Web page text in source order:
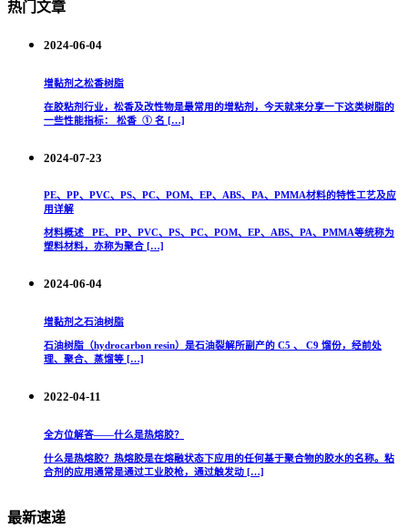
热门文章
2024-06-04
增黏剂之松香树脂
在胶粘剂行业，松香及改性物是最常用的增粘剂，今天就来分享一下这类树脂的
一些性能指标： 松香 ① 名 […]
2024-07-23
PE、PP、PVC、PS、PC、POM、EP、ABS、PA、PMMA材料的特性工艺及应
用详解
材料概述 PE、PP、PVC、PS、PC、POM、EP、ABS、PA、PMMA等统称为
塑料材料，亦称为聚合 […]
2024-06-04
增黏剂之石油树脂
石油树脂（hydrocarbon resin）是石油裂解所副产的 C5 、 C9 馏份，经前处
理、聚合、蒸馏等 […]
2022-04-11
全方位解答——什么是热熔胶？
什么是热熔胶？热熔胶是在熔融状态下应用的任何基于聚合物的胶水的名称。粘
合剂的应用通常是通过工业胶枪，通过触发动 […]
最新速递